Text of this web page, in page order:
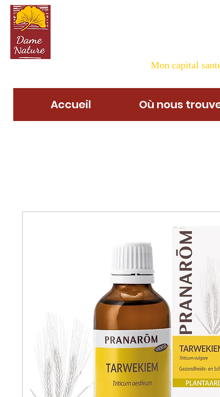
Mon capital
Accueil Où nous